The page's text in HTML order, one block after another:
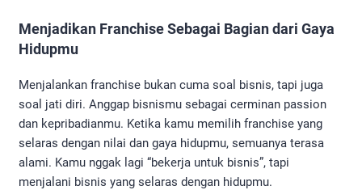
Menjadikan Franchise Sebagai Bagian dari Gaya
Hidupmu
Menjalankan franchise bukan cuma soal bisnis, tapi juga
soal jati diri. Anggap bisnismu sebagai cerminan passion
dan kepribadianmu. Ketika kamu memilih franchise yang
selaras dengan nilai dan gaya hidupmu, semuanya terasa
alami. Kamu nggak lagi “bekerja untuk bisnis”, tapi
menjalani bisnis yang selaras dengan hidupmu.